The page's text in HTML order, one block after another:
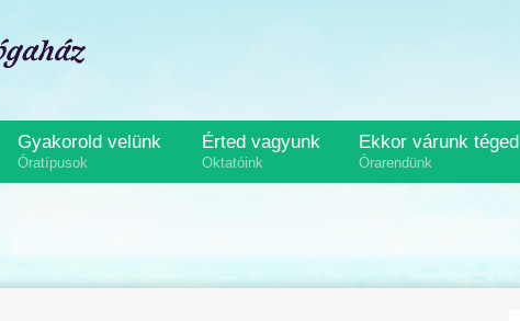
Gyakorold velünk
Óratípusok
Érted vagyunk
Oktatóink
Ekkor várunk téged
Órarendünk